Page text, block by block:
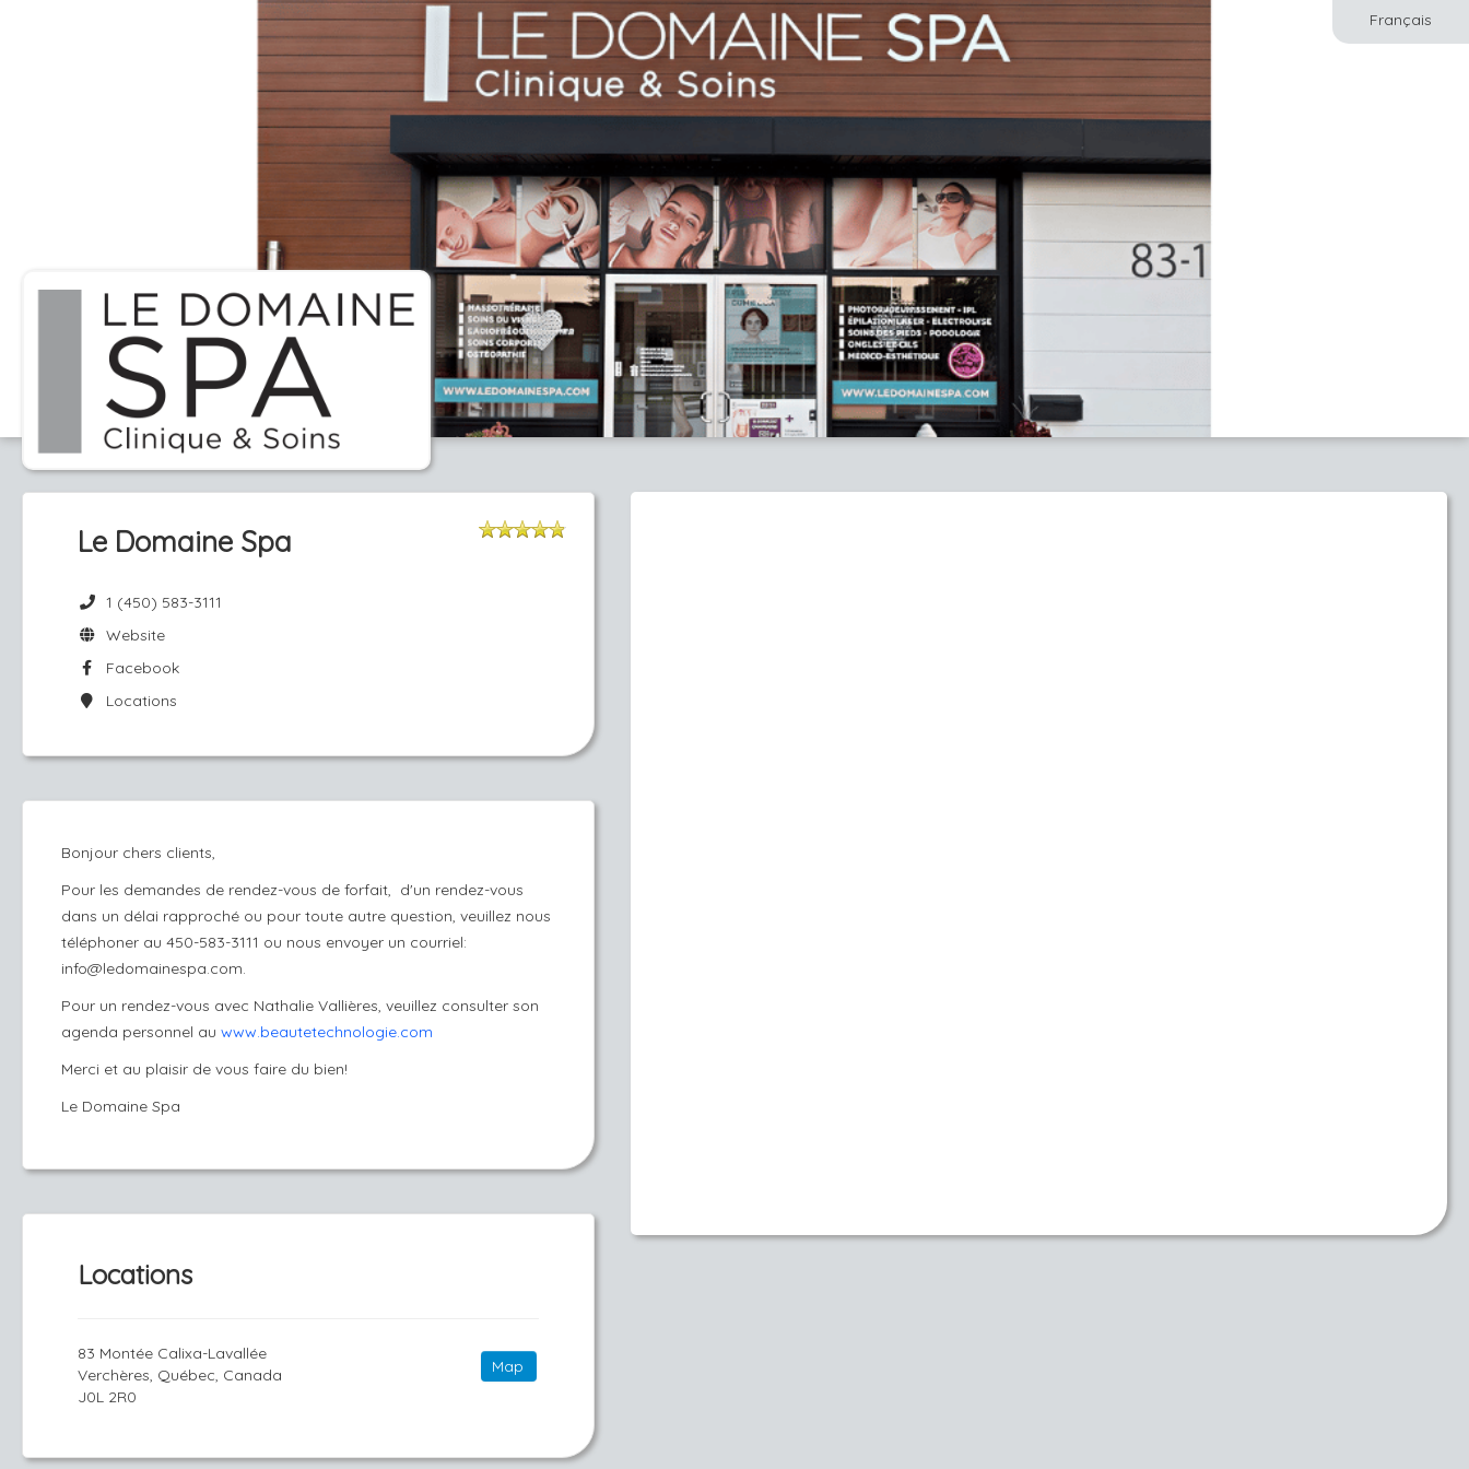
Français
Le Domaine Spa
1 (450) 583-3111
Website
Facebook
Locations
Bonjour chers clients,
Pour les demandes de rendez-vous de forfait, d'un rendez-vous
dans un délai rapproché ou pour toute autre question, veuillez nous
téléphoner au 450-583-3111 ou nous envoyer un courriel:
info@ledomainespa.com.
Pour un rendez-vous avec Nathalie Vallières, veuillez consulter son
agenda personnel au www.beautetechnologie.com
Merci et au plaisir de vous faire du bien!​
Le Domaine Spa
Locations
83 Montée Calixa-Lavallée
Verchères, Québec, Canada
J0L 2R0
Map